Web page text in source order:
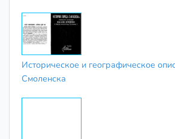
Историческое и географическое
Смоленска